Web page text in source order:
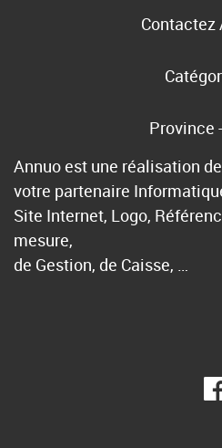
Contactez
Province
Annuo est une réalisation de
votre partenaire
Site Internet, Logo,
mesure,
de Gestion, de Caisse, …